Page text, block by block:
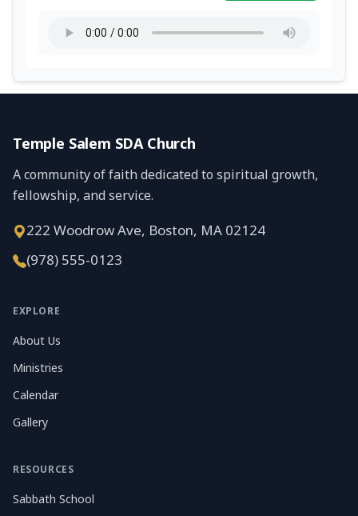
Temple Salem SDA Church
A community of faith dedicated to spiritual growth,
fellowship, and service.
222 Woodrow Ave, Boston, MA 02124
(978) 555-0123
EXPLORE
About Us
Ministries
Calendar
Gallery
RESOURCES
Sabbath School